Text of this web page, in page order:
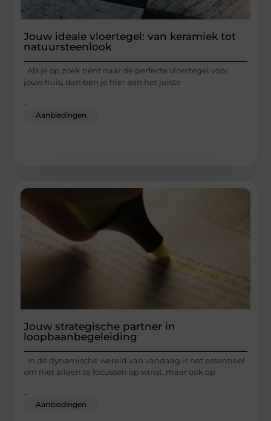
Jouw ideale vloertegel: van keramiek tot
natuursteenlook
Als je op zoek bent naar de perfecte vloertegel voor
jouw huis, dan ben je hier aan het juiste
Aanbiedingen
Jouw strategische partner in
loopbaanbegeleiding
In de dynamische wereld van vandaag is het essentieel
om niet alleen te focussen op winst, maar ook op
Aanbiedingen